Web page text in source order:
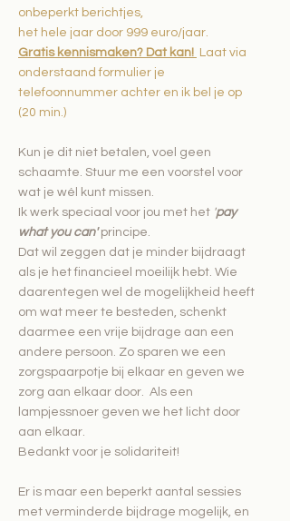
onbeperkt berichtjes
het hele jaar door 999 euro/jaar.​
Gratis kennismaken? Dat kan! Laat via
onderstaand formulier je
telefoonnummer achter en ik bel je op
(20 min.)
Kun je dit niet betalen, voel geen
schaamte. Stuur me een voorstel voor
wat je wél kunt missen.
Ik werk speciaal voor jou met het 'pay
what you can' principe.
Dat wil zeggen dat je minder bijdraagt
als je het financieel moeilijk hebt. Wie
daarentegen wel de mogelijkheid heeft
om wat meer te besteden, schenkt
daarmee een vrije bijdrage aan een
andere persoon. Zo sparen we een
zorgspaarpotje bij elkaar en geven we
zorg aan elkaar door. Als een
lampjessnoer geven we het licht door
aan elkaar.
Bedankt voor je solidariteit!
Er is maar een beperkt aantal sessies
met verminderde bijdrage mogelijk, en